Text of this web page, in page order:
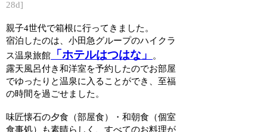
28d]
親子4世代で箱根に行ってきました。
宿泊したのは、小田急グループのハイクラ
ス温泉旅館
「ホテルはつはな」
。
露天風呂付き和洋室を予約したのでお部屋
でゆったりと温泉に入ることができ、至福
の時間を過ごせました。
味匠懐石の夕食（部屋食）・和朝食（個室
食事処）も素晴らしく、すべてのお料理が